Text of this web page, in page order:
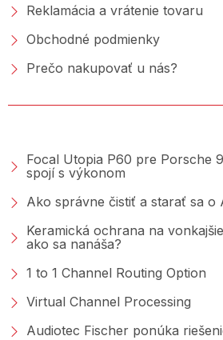
Reklamácia a vrátenie tovaru
Obchodné podmienky
Prečo nakupovať u nás?
Focal Utopia P60 pre Porsche
spojí s výkonom
Ako správne čistiť a starať sa o
Keramická ochrana na
ako sa nanáša?
1 to 1 Channel Routing Option
Virtual Channel Processing
Audiotec Fischer ponúka